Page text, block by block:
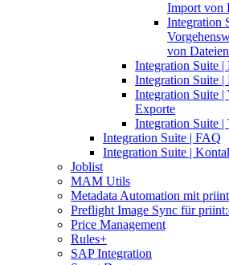
Import von
Integration
von Dateien
Integration Suite |
Integration Suite
Integration Suite
Exporte
Integration Suite |
Integration Suite | FAQ
Integration Suite |
Joblist
MAM Utils
Metadata Automation mit
Preflight Image Sync für
Price Management
Rules+
SAP Integration